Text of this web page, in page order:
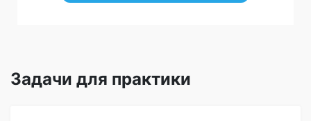
Задачи для практики